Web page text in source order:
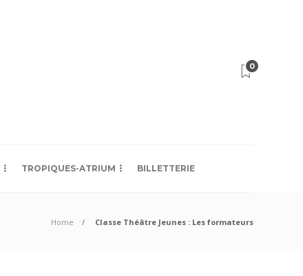
0
TROPIQUES-ATRIUM BILLETTERIE
Home Classe Théâtre Jeunes : Les formateurs